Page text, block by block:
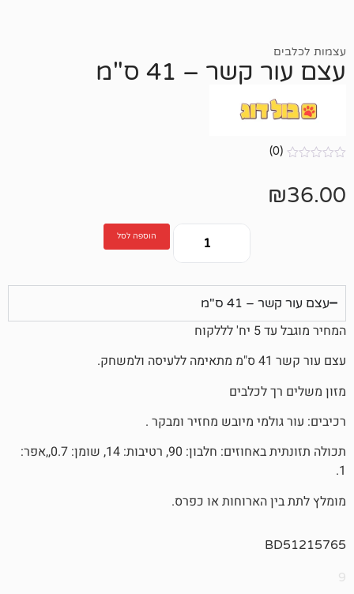
– 41 ס"מ
הוספה לסל
ס"מ
מיובש מחזיר ומבקר .
תכולה תזונתית באחוזים: חלבון: 90, רטיבות: 14, שומן: 0.7,,אפר:
או כפרס.